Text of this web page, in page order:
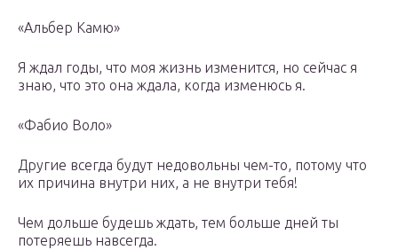
«Альбер Камю»
Я ждал годы, что моя жизнь изменится, но сейчас я
знаю, что это она ждала, когда изменюсь я.
«Фабио Воло»
Другие всегда будут недовольны чем-то, потому что
их причина внутри них, а не внутри тебя!
Чем дольше будешь ждать, тем больше дней ты
потеряешь навсегда.